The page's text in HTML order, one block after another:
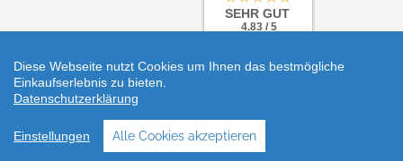
SEHR GUT
4.83 / 5
bei: shopvote.de
SEHR GUT
4.83 / 5
bei: shopvote.de
Diese Webseite nutzt Cookies um Ihnen das bestmögliche
Einkaufserlebnis zu bieten.
Datenschutzerklärung
Einstellungen Alle Cookies akzeptieren